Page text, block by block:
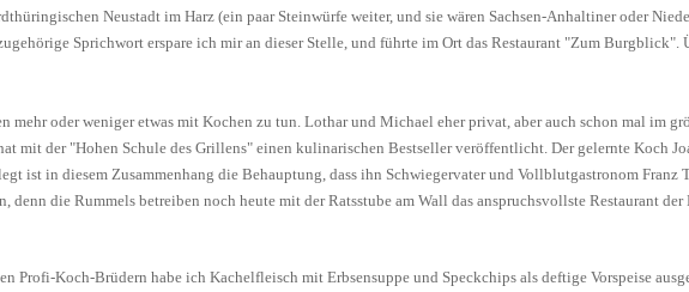
Neustadt im Harz (ein paar Steinwürfe weiter, und sie wären Sachsen-Anhaltiner oder
Sprichwort erspare ich mir an dieser Stelle, und führte im Ort das Restaurant "Zum Burgblick".
oder weniger etwas mit Kochen zu tun. Lothar und Michael eher privat, aber auch schon mal im
mit der "Hohen Schule des Grillens" einen kulinarischen Bestseller veröffentlicht. Der gelernte Koch
ist in diesem Zusammenhang die Behauptung, dass ihn Schwiegervater und Vollblutgastronom
die Rummels betreiben noch heute mit der Ratsstube am Wall das anspruchsvollste Restaurant der
Profi-Koch-Brüdern habe ich Kachelfleisch mit Erbsensuppe und Speckchips als deftige Vorspeise